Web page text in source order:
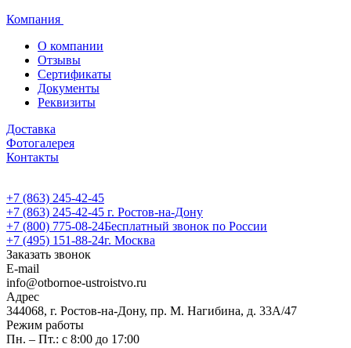
Компания
О компании
Отзывы
Сертификаты
Документы
Реквизиты
Доставка
Фотогалерея
Контакты
+7 (863) 245-42-45
+7 (863) 245-42-45 г. Ростов-на-Дону
+7 (800) 775-08-24Бесплатный звонок по России
+7 (495) 151-88-24г. Москва
Заказать звонок
E-mail
info@otbornoe-ustroistvo.ru
Адрес
344068, г. Ростов-на-Дону, пр. М. Нагибина, д. 33А/47
Режим работы
Пн. – Пт.: с 8:00 до 17:00